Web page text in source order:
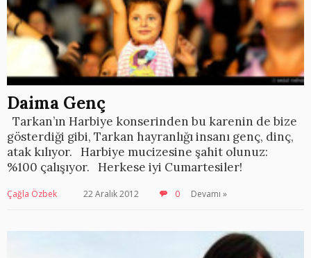
Daima Genç
Tarkan’ın Harbiye konserinden bu karenin de bize
gösterdiği gibi, Tarkan hayranlığı insanı genç, dinç,
atak kılıyor. Harbiye mucizesine şahit olunuz:
%100 çalışıyor. Herkese iyi Cumartesiler!
Çağla Özbek 22 Aralık 2012 0 Devamı »